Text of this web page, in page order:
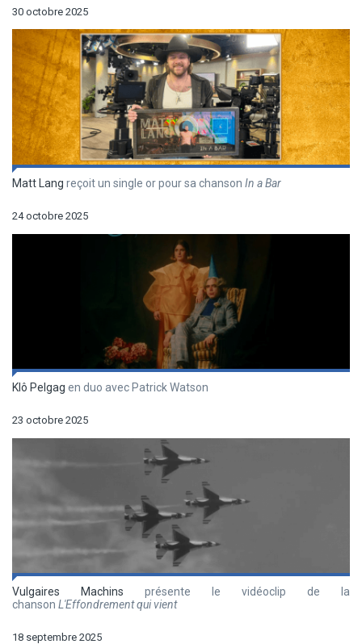
30 octobre 2025
Matt Lang reçoit un single or pour sa chanson In a Bar
24 octobre 2025
Klô Pelgag en duo avec Patrick Watson
23 octobre 2025
Vulgaires Machins présente le vidéoclip de la
chanson L'Effondrement qui vient
18 septembre 2025